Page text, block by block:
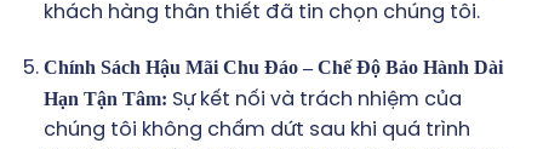
khách hàng thân thiết đã tin chọn chúng tôi.
Chính Sách Hậu Mãi Chu Đáo – Chế Độ Bảo Hành Dài
Hạn Tận Tâm: Sự kết nối và trách nhiệm của
chúng tôi không chấm dứt sau khi quá trình